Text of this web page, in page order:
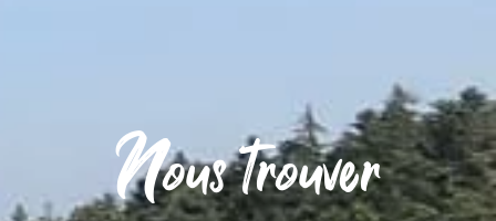
Nous trouver